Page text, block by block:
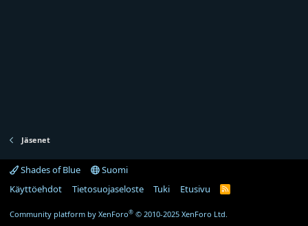
Jäsenet
Shades of Blue
Suomi
Käyttöehdot
Tietosuojaseloste Tuki Etusivu
R
Community platform by XenForo® © 2010-2025 XenForo Ltd.